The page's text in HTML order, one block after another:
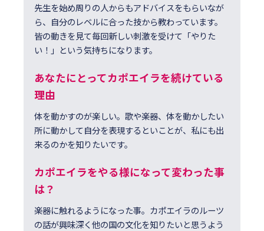
先生を始め周りの人からもアドバイスをもらいなが
ら、自分のレベルに合った技から教わっています。
皆の動きを見て毎回新しい刺激を受けて「やりた
い！」という気持ちになります。
あなたにとってカポエイラを続けている
理由
体を動かすのが楽しい。歌や楽器、体を動かしたい
所に動かして自分を表現するといことが、私にも出
来るのかを知りたいです。
カポエイラをやる様になって変わった事
は？
楽器に触れるようになった事。カポエイラのルーツ
の話が興味深く他の国の文化を知りたいと思うよう